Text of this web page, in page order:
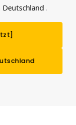
Deutschland .